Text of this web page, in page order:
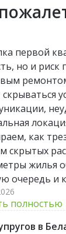
первой
но и риск
скрываться
как
скрытых
жилья
очередь и
для
полностью
в